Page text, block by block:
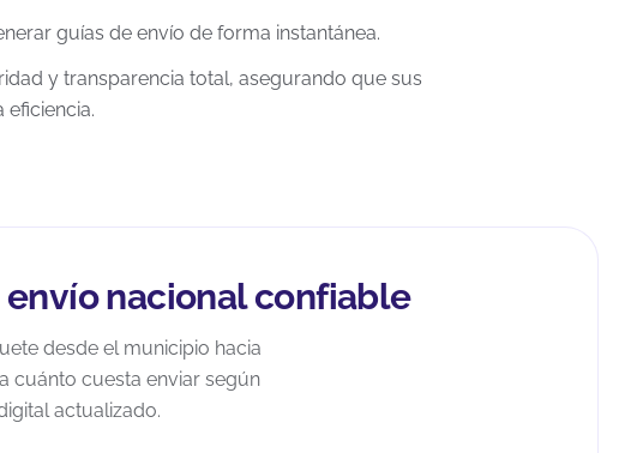
guías de envío de forma instantánea.
y transparencia total, asegurando que sus
envío nacional confiable
desde el municipio hacia
cuánto cuesta enviar según
actualizado.